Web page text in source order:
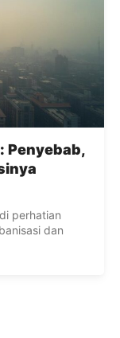
Penyebab,
perhatian
dan